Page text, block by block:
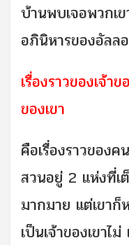
บ้านพบเจอพวกเ
อภินิหารของอัลล
เรื่องราวของเจ้
ของเขา
คือเรื่องราวของ
สวนอยู่ 2 แห่งที่เ
มากมาย แต่เขา
เป็นเจ้าของเขาไ